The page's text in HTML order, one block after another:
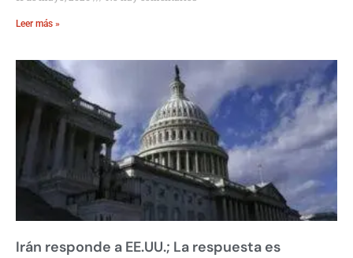
Leer más »
Irán responde a EE.UU.; La respuesta es